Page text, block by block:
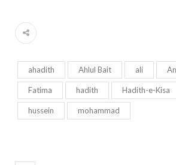
ahadith Ahlul Bait ali
Fatima hadith Hadith-e-Kisa
hussein mohammad